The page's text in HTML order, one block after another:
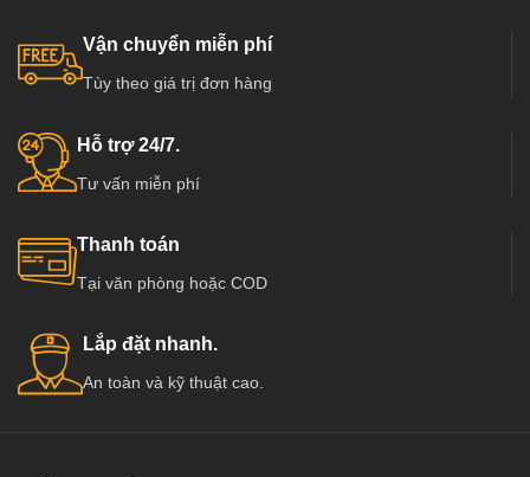
Vận chuyển miễn phí
Tùy theo giá trị đơn hàng
Hỗ trợ 24/7.
Tư vấn miễn phí
Thanh toán
Tại văn phòng hoặc COD
Lắp đặt nhanh.
An toàn và kỹ thuật cao.